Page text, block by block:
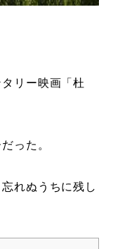
リー映画「杜
った。
れぬうちに残し